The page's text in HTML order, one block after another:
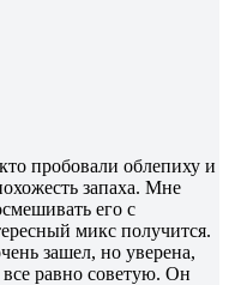
пробовали облепиху и
запаха. Мне
его с
микс получится.
зашел, но уверена,
равно советую. Он